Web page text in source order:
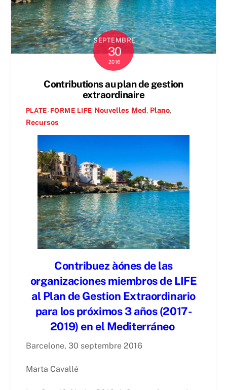
SEPTEMBRE
30
2016
Contributions au plan de gestion
extraordinaire
PLATE-FORME LIFE Nouvelles Med, Plano,
Recursos
Contribuez àónes de las
organizaciones miembros de LIFE
al Plan de Gestion Extraordinario
para los próximos 3 años (2017-
2019) en el Mediterráneo
Barcelone, 30 septembre 2016
Marta Cavallé